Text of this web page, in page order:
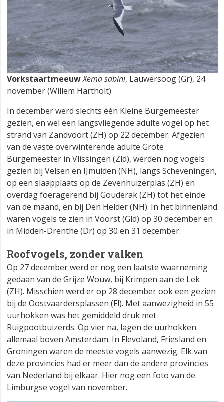
VorkstaartmeeuwXema sabini, Lauwersoog (Gr), 24
november (Willem Hartholt)
In december werd slechts één Kleine Burgemeester
gezien, en wel een langsvliegende adulte vogel op het
strand van Zandvoort (ZH) op 22 december. Afgezien
van de vaste overwinterende adulte Grote
Burgemeester in Vlissingen (Zld), werden nog vogels
gezien bij Velsen en IJmuiden (NH), langs Scheveningen,
op een slaapplaats op de Zevenhuizerplas (ZH) en
overdag foeragerend bij Gouderak (ZH) tot het einde
van de maand, en bij Den Helder (NH). In het binnenland
waren vogels te zien in Voorst (Gld) op 30 december en
in Midden-Drenthe (Dr) op 30 en 31 december.
Roofvogels, zonder valken
Op 27 december werd er nog een laatste waarneming
gedaan van de Grijze Wouw, bij Krimpen aan de Lek
(ZH). Misschien werd er op 28 december ook een gezien
bij de Oostvaardersplassen (Fl). Met aanwezigheid in 55
uurhokken was het gemiddeld druk met
Ruigpootbuizerds. Op vier na, lagen de uurhokken
allemaal boven Amsterdam. In Flevoland, Friesland en
Groningen waren de meeste vogels aanwezig. Elk van
deze provincies had er meer dan de andere provincies
van Nederland bij elkaar. Hier nog een foto van de
Limburgse vogel van november.